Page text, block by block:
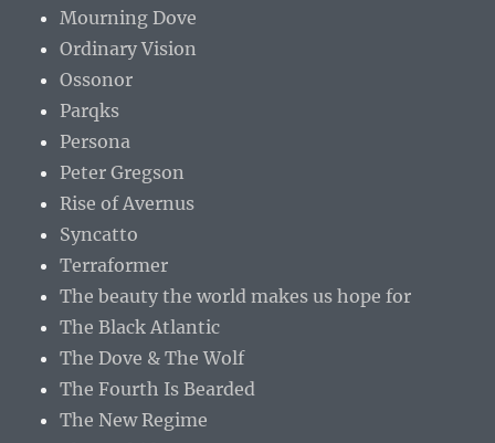
Mourning Dove
Ordinary Vision
Ossonor
Parqks
Persona
Peter Gregson
Rise of Avernus
Syncatto
Terraformer
The beauty the world makes us hope for
The Black Atlantic
The Dove & The Wolf
The Fourth Is Bearded
The New Regime